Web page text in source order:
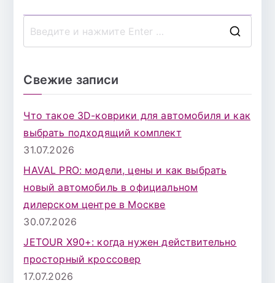
Свежие записи
Что такое 3D-коврики для автомобиля и как
выбрать подходящий комплект
31.07.2026
HAVAL PRO: модели, цены и как выбрать
новый автомобиль в официальном
дилерском центре в Москве
30.07.2026
JETOUR X90+: когда нужен действительно
просторный кроссовер
17.07.2026